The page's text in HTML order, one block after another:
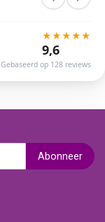
★★★★★
9,6
Gebaseerd op 128 reviews
Abonneer